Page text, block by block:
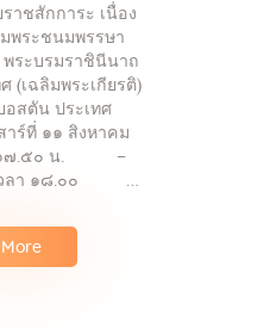
าชสักการะ เนื่อง
พระชนมพรรษา
พระบรมราชินีนาถ
(เฉลิมพระเกียรติ)
สตัน ประเทศ
าร์ที่ ๑๑ สิงหาคม
า ๑๗.๕๐ น. –
เวลา ๑๘.๐๐ …